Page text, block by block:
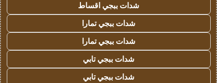
شدات ببجي اقساط
شدات ببجي تمارا
شدات ببجي تمارا
شدات ببجي تابي
شدات ببجي تابي